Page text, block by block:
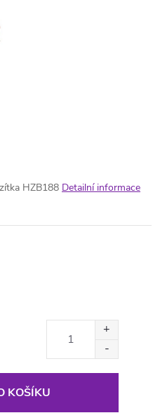
HZB188 Detailní informace
KOŠÍKU